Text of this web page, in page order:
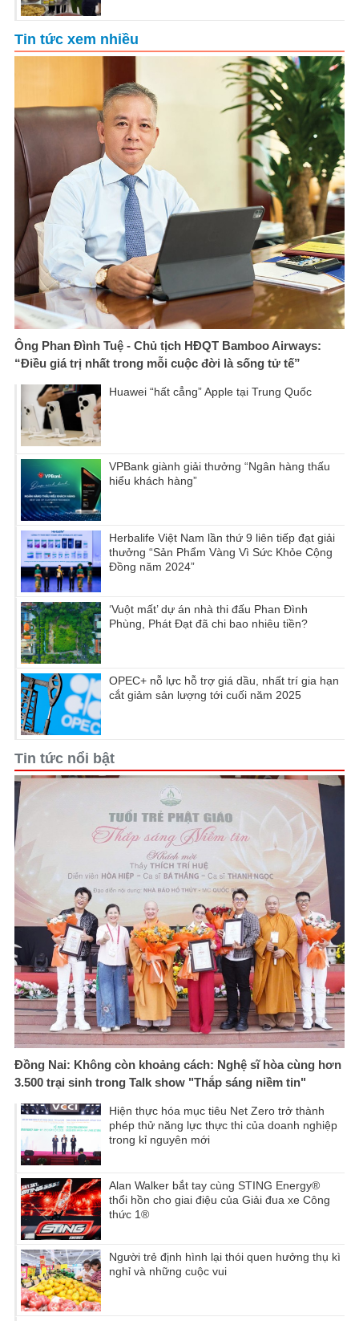
Tin tức xem nhiều
Ông Phan Đình Tuệ - Chủ tịch HĐQT Bamboo Airways:
“Điều giá trị nhất trong mỗi cuộc đời là sống tử tế”
Huawei “hất cẳng” Apple tại Trung Quốc
VPBank giành giải thưởng “Ngân hàng thấu
hiểu khách hàng”
Herbalife Việt Nam lần thứ 9 liên tiếp đạt giải
thưởng “Sản Phẩm Vàng Vì Sức Khỏe Cộng
Đồng năm 2024”
‘Vuột mất’ dự án nhà thi đấu Phan Đình
Phùng, Phát Đạt đã chi bao nhiêu tiền?
OPEC+ nỗ lực hỗ trợ giá dầu, nhất trí gia hạn
cắt giảm sản lượng tới cuối năm 2025
Tin tức nổi bật
Đồng Nai: Không còn khoảng cách: Nghệ sĩ hòa cùng hơn
3.500 trại sinh trong Talk show "Thắp sáng niềm tin"
Hiện thực hóa mục tiêu Net Zero trở thành
phép thử năng lực thực thi của doanh nghiệp
trong kỉ nguyên mới
Alan Walker bắt tay cùng STING Energy®
thổi hồn cho giai điệu của Giải đua xe Công
thức 1®
Người trẻ định hình lại thói quen hưởng thụ kì
nghỉ và những cuộc vui